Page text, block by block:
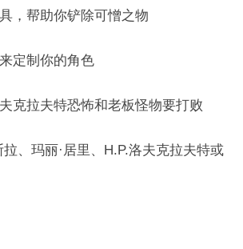
，帮助你铲除可憎之物
定制你的角色
克拉夫特恐怖和老板怪物要打败
、玛丽·居里、H.P.洛夫克拉夫特或